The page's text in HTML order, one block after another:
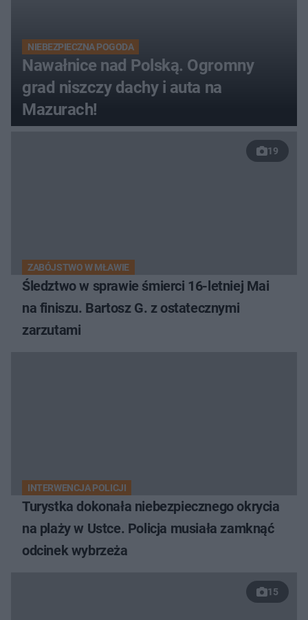
NIEBEZPIECZNA POGODA
Nawałnice nad Polską. Ogromny
grad niszczy dachy i auta na
Mazurach!
19
ZABÓJSTWO W MŁAWIE
Śledztwo w sprawie śmierci 16-letniej Mai
na finiszu. Bartosz G. z ostatecznymi
zarzutami
INTERWENCJA POLICJI
Turystka dokonała niebezpiecznego okrycia
na plaży w Ustce. Policja musiała zamknąć
odcinek wybrzeża
15